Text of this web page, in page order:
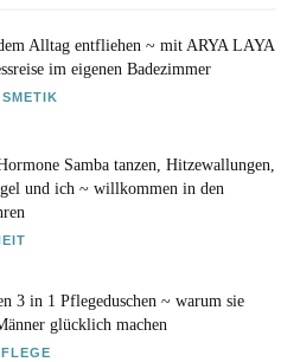
Alltag entfliehen ~ mit ARYA LAYA
im eigenen Badezimmer
Samba tanzen, Hitzewallungen,
und ich ~ willkommen in den
3 in 1 Pflegeduschen ~ warum sie
glücklich machen